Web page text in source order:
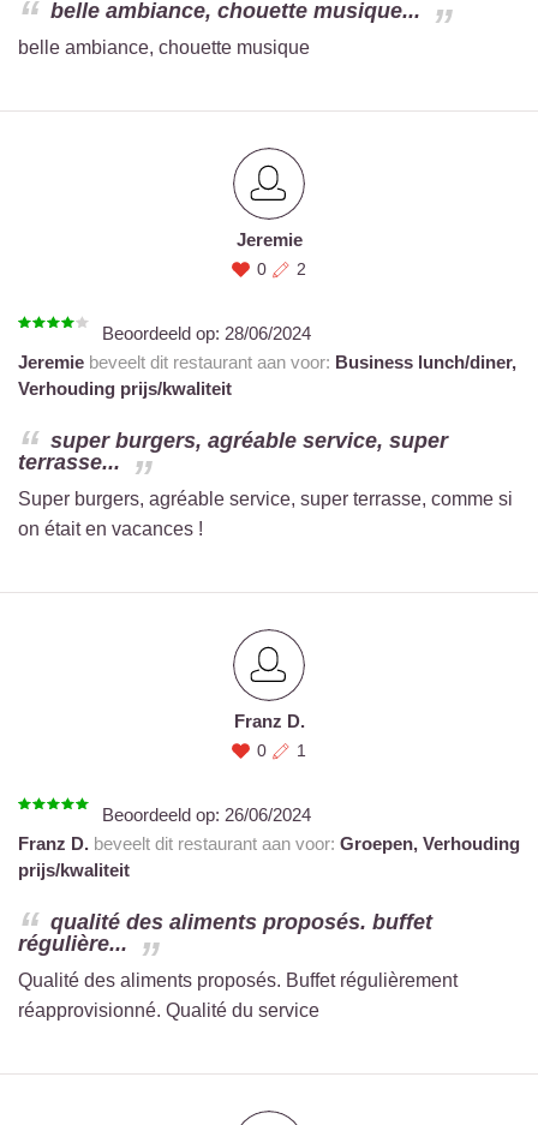
belle ambiance, chouette musique...
belle ambiance, chouette musique
Jeremie
0 2
Beoordeeld op: 28/06/2024
Jeremie beveelt dit restaurant aan voor: Business lunch/diner,
Verhouding prijs/kwaliteit
super burgers, agréable service, super
terrasse...
Super burgers, agréable service, super terrasse, comme si
on était en vacances !
Franz D.
0 1
Beoordeeld op: 26/06/2024
Franz D. beveelt dit restaurant aan voor: Groepen, Verhouding
prijs/kwaliteit
qualité des aliments proposés. buffet
régulière...
Qualité des aliments proposés. Buffet régulièrement
réapprovisionné. Qualité du service